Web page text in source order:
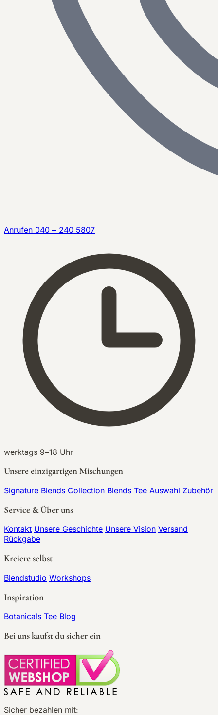
Anrufen 040 – 240 5807
werktags 9–18 Uhr
Unsere einzigartigen Mischungen
Signature Blends Collection Blends Tee Auswahl Zubehör
Service & Über uns
Kontakt Unsere Geschichte Unsere Vision Versand
Rückgabe
Kreiere selbst
Blendstudio Workshops
Inspiration
Botanicals Tee Blog
Bei uns kaufst du sicher ein
Sicher bezahlen mit: